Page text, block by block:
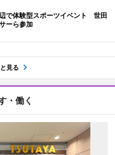
で体験型スポーツイベント 世田
ーら参加
見る
・働く